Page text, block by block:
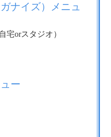
ナイズ）メニュ
宅orスタジオ）
ー